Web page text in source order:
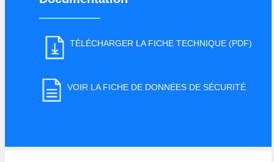
TÉLÉCHARGER LA FICHE TECHNIQUE (PDF)
VOIR LA FICHE DE DONNÉES DE SÉCURITÉ